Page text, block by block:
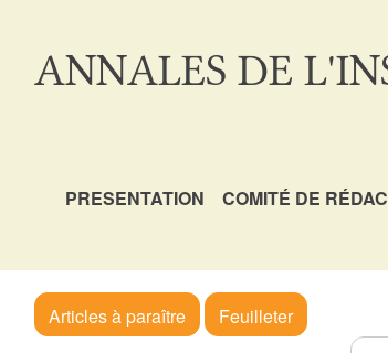
ANNALES DE
PRESENTATION COMITÉ DE
Articles à paraître
Feuilleter